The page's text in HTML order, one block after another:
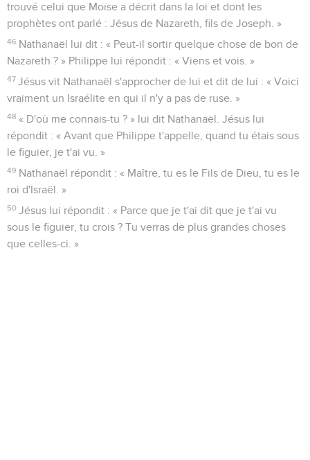
trouvé celui que Moïse a décrit dans la loi et dont les
prophètes ont parlé : Jésus de Nazareth, fils de Joseph. »
46 Nathanaël lui dit : « Peut-il sortir quelque chose de bon de
Nazareth ? » Philippe lui répondit : « Viens et vois. »
47 Jésus vit Nathanaël s'approcher de lui et dit de lui : « Voici
vraiment un Israélite en qui il n'y a pas de ruse. »
48 « D'où me connais-tu ? » lui dit Nathanaël. Jésus lui
répondit : « Avant que Philippe t'appelle, quand tu étais sous
le figuier, je t'ai vu. »
49 Nathanaël répondit : « Maître, tu es le Fils de Dieu, tu es le
roi d'Israël. »
50 Jésus lui répondit : « Parce que je t'ai dit que je t'ai vu
sous le figuier, tu crois ? Tu verras de plus grandes choses
que celles-ci. »